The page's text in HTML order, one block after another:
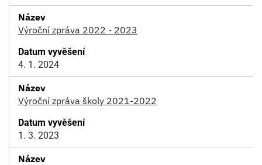
Výroční zpráva 2022 - 2023
4. 1. 2024
Výroční zpráva školy 2021-2022
1. 3. 2023